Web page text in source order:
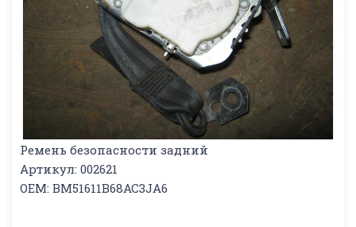
Ремень безопасности задний
Артикул: 002621
OEM: BM51611B68AC3JA6